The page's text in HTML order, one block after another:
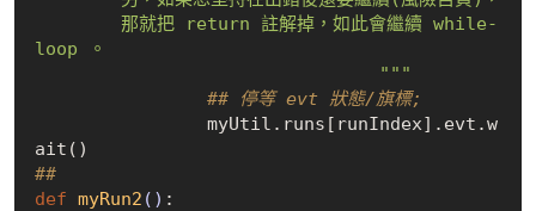
loop 。
				"""
## 停等 evt 狀態/旗標;
##
def myRun2 () :